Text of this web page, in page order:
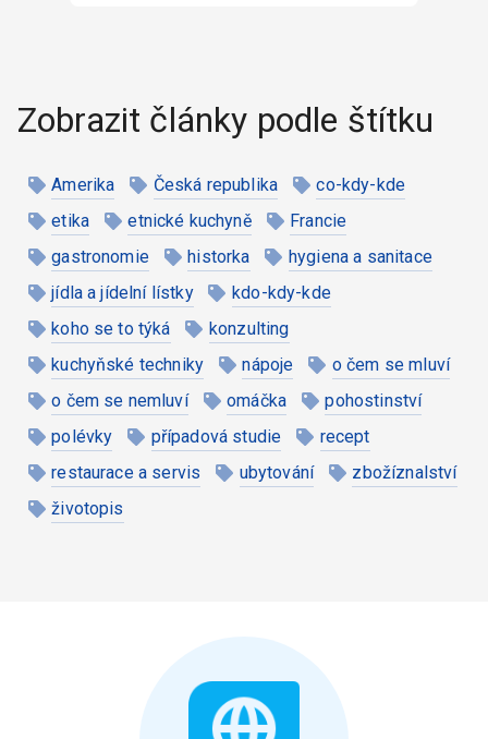
Zobrazit články podle štítku
Amerika Česká republika
co-kdy-kde
etika
etnické kuchyně
Francie
gastronomie
historka
hygiena a sanitace
jídla a jídelní lístky
kdo-kdy-kde
koho se to týká
konzulting
kuchyňské techniky
nápoje
o čem se mluví
o čem se nemluví
omáčka
pohostinství
polévky
případová studie
recept
restaurace a servis
ubytování
zbožíznalství
životopis